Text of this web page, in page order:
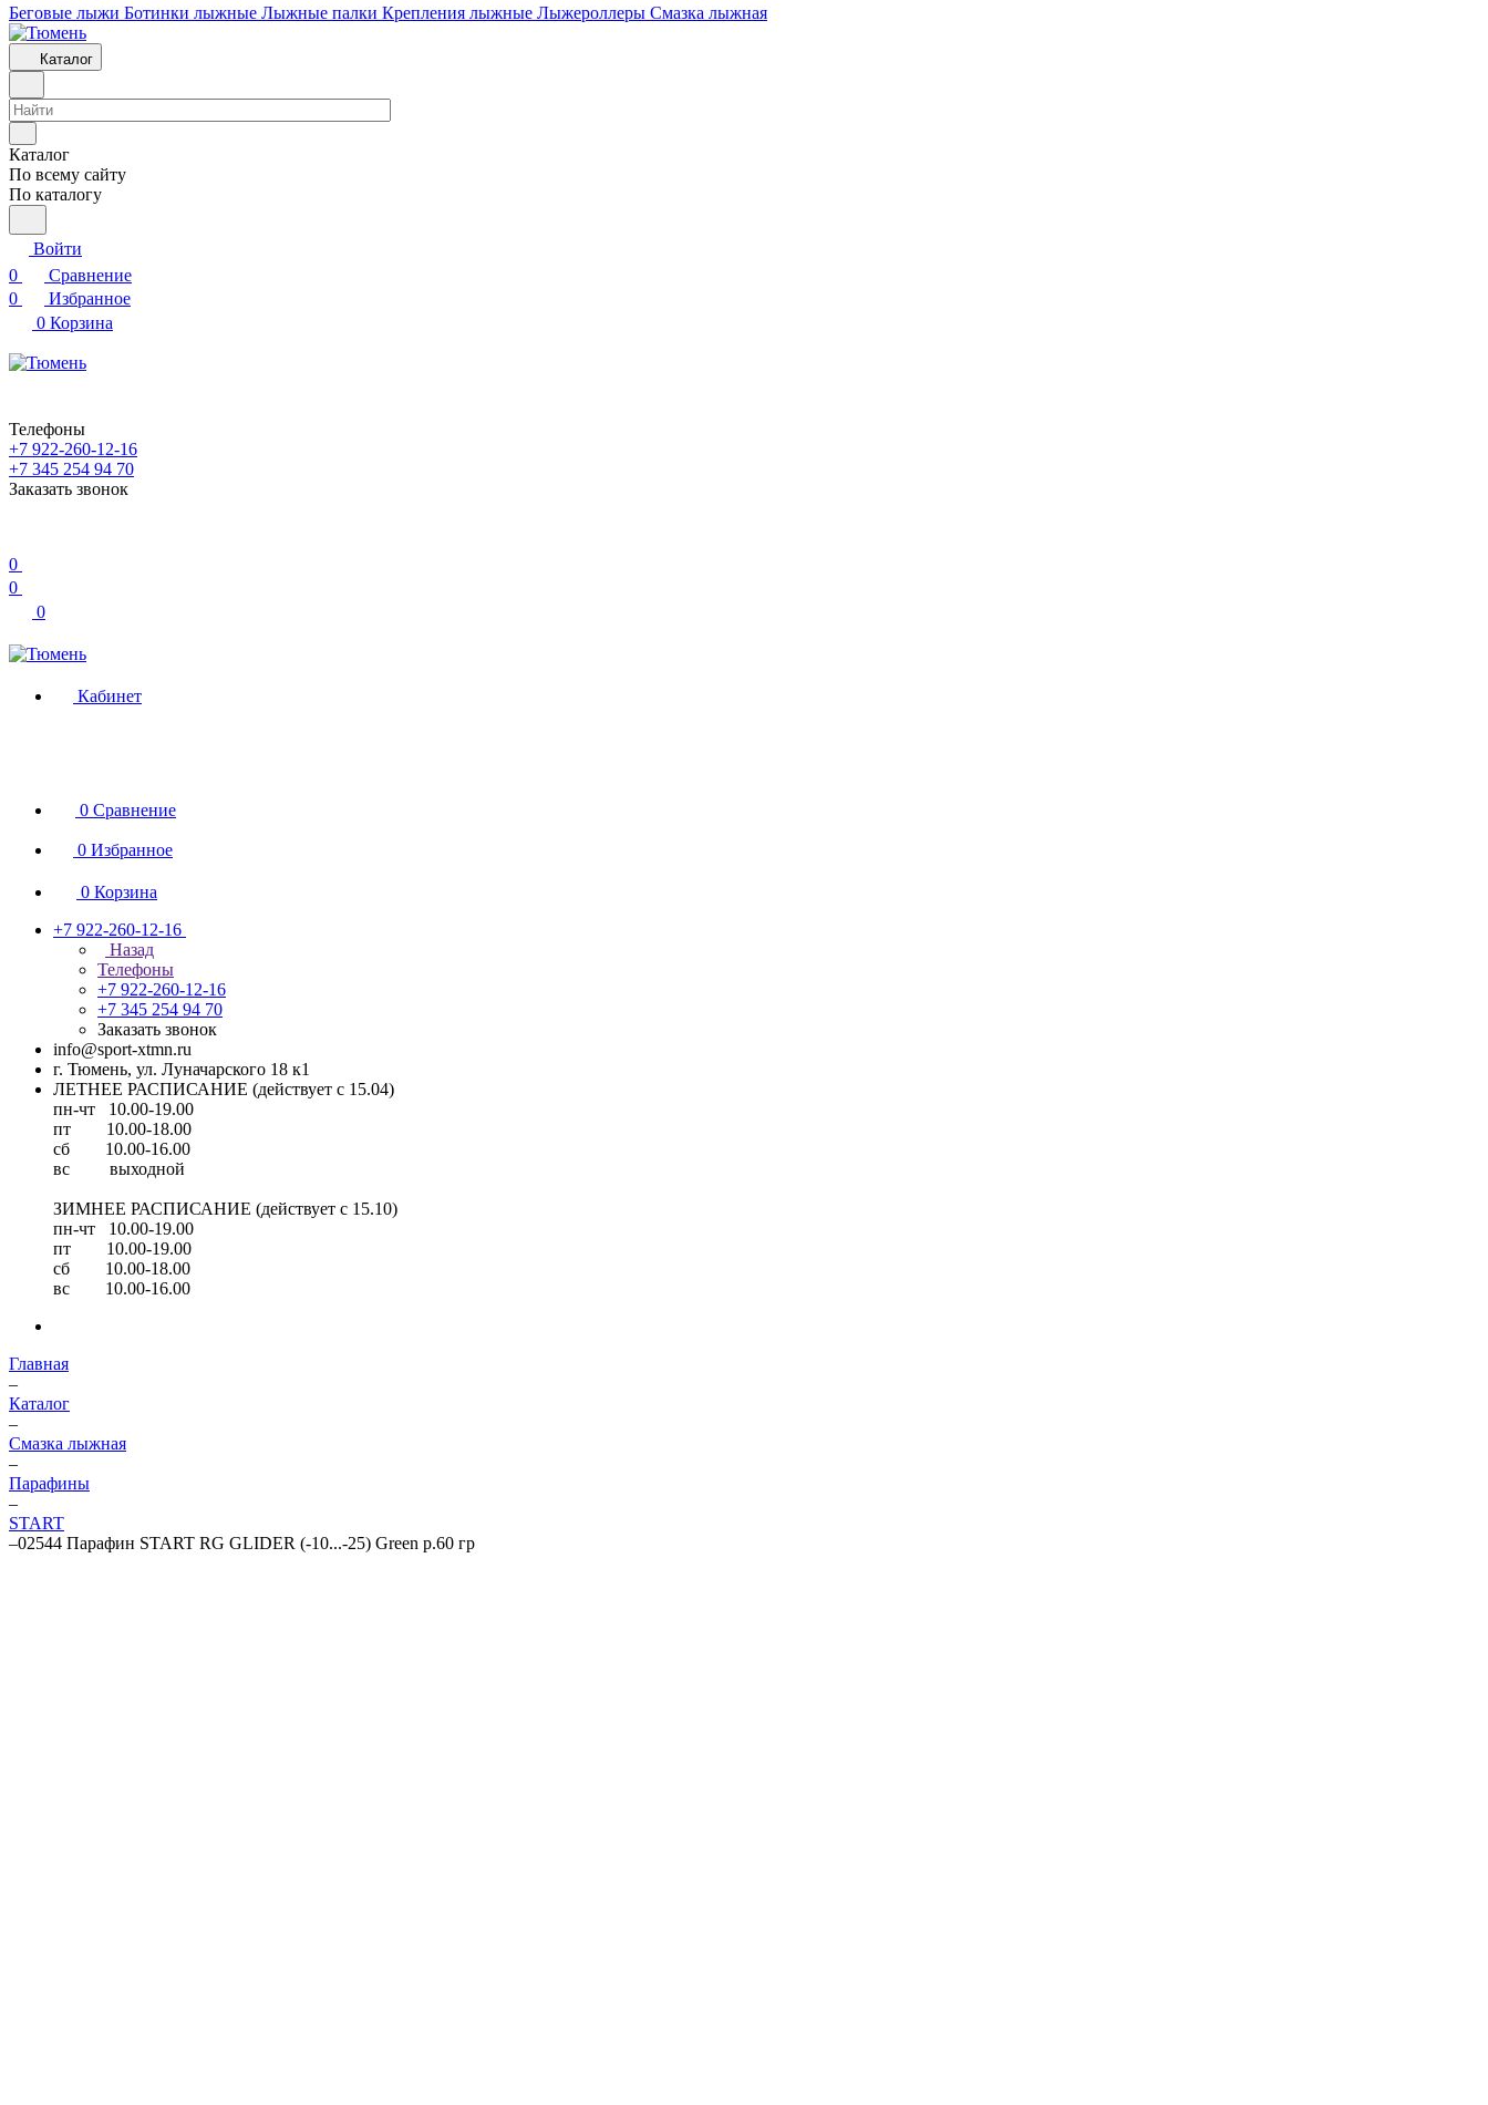
Беговые лыжи Ботинки лыжные Лыжные палки Крепления лыжные Лыжероллеры Смазка лыжная
Каталог
Каталог
По всему сайту
По каталогу
Войти
0
Сравнение
0
Избранное
0 Корзина
Телефоны
+7 922-260-12-16
+7 345 254 94 70
Заказать звонок
0
0
0
Кабинет
0 Сравнение
0 Избранное
0 Корзина
+7 922-260-12-16
Назад
Телефоны
+7 922-260-12-16
+7 345 254 94 70
Заказать звонок
info@sport-xtmn.ru
г. Тюмень, ул. Луначарского 18 к1
ЛЕТНЕЕ РАСПИСАНИЕ (действует с 15.04)
пн-чт 10.00-19.00
пт 10.00-18.00
сб 10.00-16.00
вс выходной
ЗИМНЕЕ РАСПИСАНИЕ (действует с 15.10)
пн-чт 10.00-19.00
пт 10.00-19.00
сб 10.00-18.00
вс 10.00-16.00
Главная
–
Каталог
–
Смазка лыжная
–
Парафины
–
START
–02544 Парафин START RG GLIDER (-10...-25) Green р.60 гр